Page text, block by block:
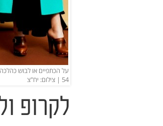
על הכתפיים או לבוש כהלכה.
54 | צילום: יח"צ
לקרופ